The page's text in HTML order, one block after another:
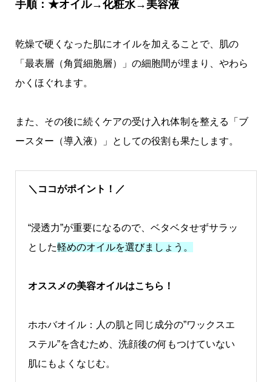
手順：★オイル→化粧水→美容液
乾燥で硬くなった肌にオイルを加えることで、肌の
「最表層（角質細胞層）」の細胞間が埋まり、やわら
かくほぐれます。
また、その後に続くケアの受け入れ体制を整える「ブ
ースター（導入液）」としての役割も果たします。
＼ココがポイント！／
“浸透力”が重要になるので、ベタベタせずサラッ
とした軽めのオイルを選びましょう。
オススメの美容オイルはこちら！
ホホバオイル：人の肌と同じ成分の”ワックスエ
ステル”を含むため、洗顔後の何もつけていない
肌にもよくなじむ。